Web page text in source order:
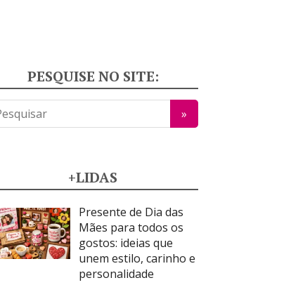
PESQUISE NO SITE:
+LIDAS
Presente de Dia das
Mães para todos os
gostos: ideias que
unem estilo, carinho e
personalidade